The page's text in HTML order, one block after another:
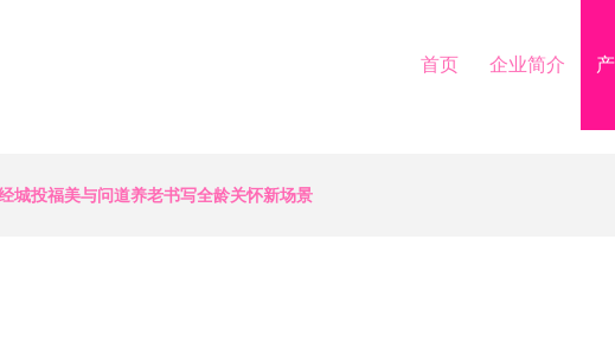
首页 企业简介
城投福美与问道养老书写全龄关怀新场景